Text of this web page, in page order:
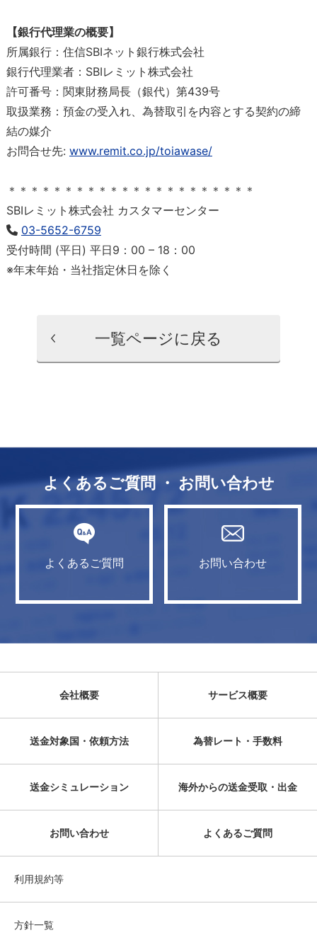
【銀行代理業の概要】
所属銀行：住信SBIネット銀行株式会社
銀行代理業者：SBIレミット株式会社
許可番号：関東財務局長（銀代）第439号
取扱業務：預金の受入れ、為替取引を内容とする契約の締
結の媒介
お問合せ先: www.remit.co.jp/toiawase/
＊＊＊＊＊＊＊＊＊＊＊＊＊＊＊＊＊＊＊＊＊＊
SBIレミット株式会社 カスタマーセンター
03-5652-6759
受付時間 (平日) 平日9：00 – 18：00
※年末年始・当社指定休日を除く
一覧ページに戻る
よくあるご質問 ・ お問い合わせ
よくあるご質問 お問い合わせ
会社概要 サービス概要
送金対象国・依頼方法 為替レート・手数料
送金シミュレーション 海外からの送金受取・出金
お問い合わせ よくあるご質問
利用規約等
方針一覧